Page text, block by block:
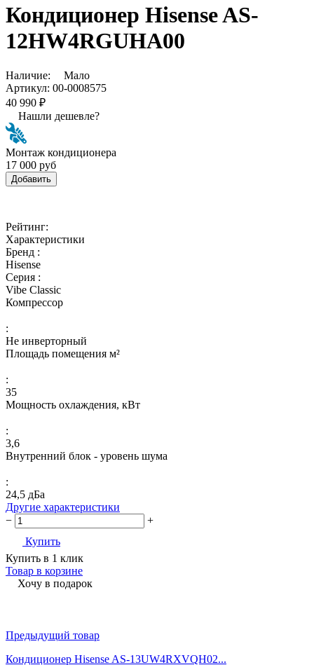
Кондиционер Hisense AS-
12HW4RGUHA00
Наличие:
Мало
Артикул: 00-0008575
40 990 ₽
Нашли дешевле?
Монтаж кондиционера
17 000 руб
Добавить
Рейтинг:
Характеристики
Бренд :
Hisense
Серия :
Vibe Classic
Компрессор
:
Не инверторный
Площадь помещения м²
:
35
Мощность охлаждения, кВт
:
3,6
Внутренний блок - уровень шума
:
24,5 дБа
Другие характеристики
−
+
Купить
Купить в 1 клик
Товар в корзине
Хочу в подарок
Предыдущий товар
Кондиционер Hisense AS-13UW4RXVQH02...